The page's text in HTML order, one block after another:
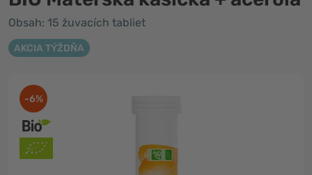
Obsah: 15 žuvacích tabliet
AKCIA TÝŽDŇA
-6%